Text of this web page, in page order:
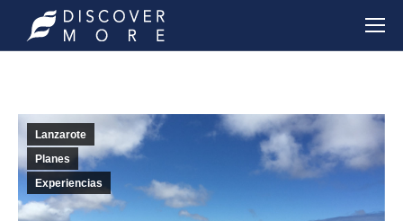
Lanzarote
Planes
Experiencias